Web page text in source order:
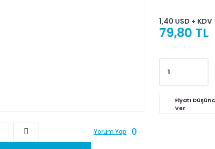
Yorum Yap 0
1,40 USD + KDV
79,80 TL
Fiyatı
Ver